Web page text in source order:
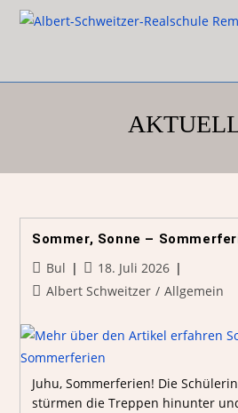
Sommer, Sonne –
Bul
18. Juli 2026
Albert Schweitzer / Allgemein
Juhu, Sommerferien! Die
stürmen die Treppen hinunter